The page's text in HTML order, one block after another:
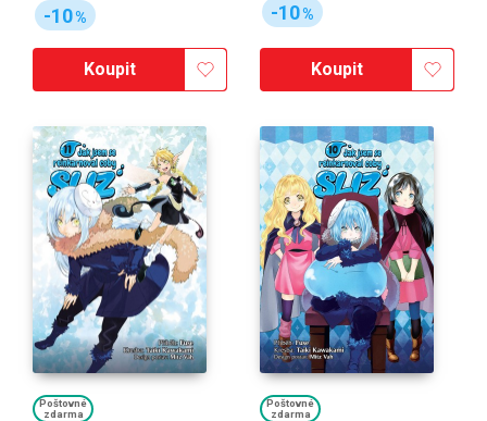
-10%
Koupit
-10%
Koupit
Poštovné
zdarma
Poštovné
zdarma